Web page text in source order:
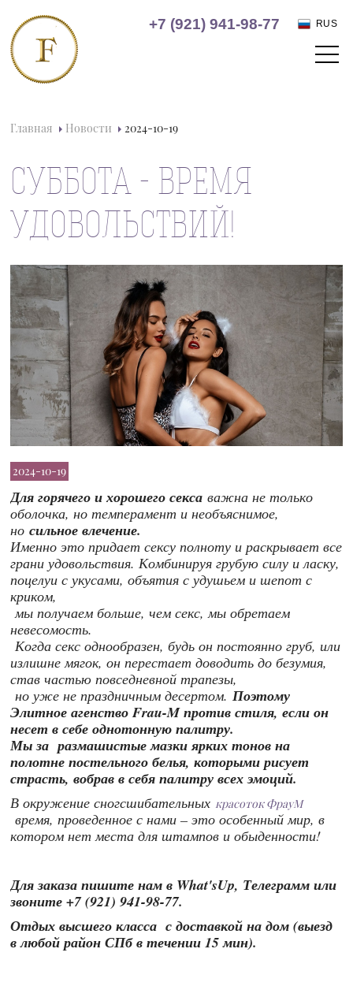
+7 (921) 941-98-77 RUS
Главная Новости 2024-10-19
СУББОТА - ВРЕМЯ
УДОВОЛЬСТВИЙ!
2024-10-19
Для горячего и хорошего сексаважна не только
оболочка, но темперамент и необъяснимое,
носильное влечение.
Именно это придает сексу полноту и раскрывает все
грани удовольствия. Комбинируя грубую силу и ласку,
поцелуи с укусами, объятия с удушьем и шепот с
криком,
мы получаем больше, чем секс, мы обретаем
невесомость.
Когда секс однообразен, будь он постоянно груб, или
излишне мягок, он перестает доводить до безумия,
став частью повседневной трапезы,
но уже не праздничным десертом.Поэтому
Элитное агенство Frau-M против стиля, если он
несет в себе однотонную палитру.
Мы за размашистые мазки ярких тонов на
полотне постельного белья, которыми рисует
страсть, вобрав в себя палитру всех эмоций.
В окружение сногсшибательныхкрасоток ФрауМ
время, проведенное с нами – это особенный мир, в
котором нет места для штампов и обыденности!
Для заказа пишите нам в What'sUp, Телеграмм или
звоните +7 (921) 941-98-77.
Отдых высшего класса с доставкой на дом (выезд
в любой район СПб в течении 15 мин).